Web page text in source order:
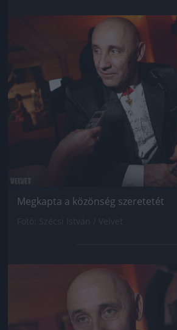
Jön még kép!
Megkapta a közönség szeretetét
Jön még kép!